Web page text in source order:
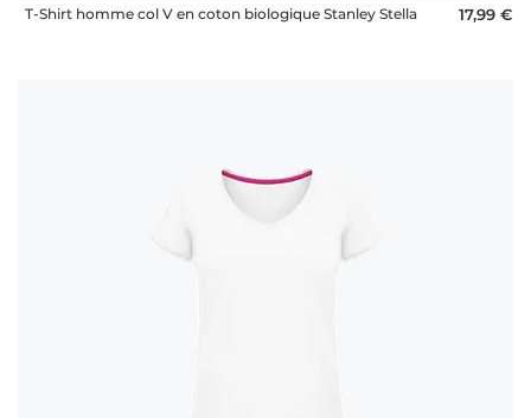
T-Shirt homme col V en coton biologique Stanley Stella 17,99 €